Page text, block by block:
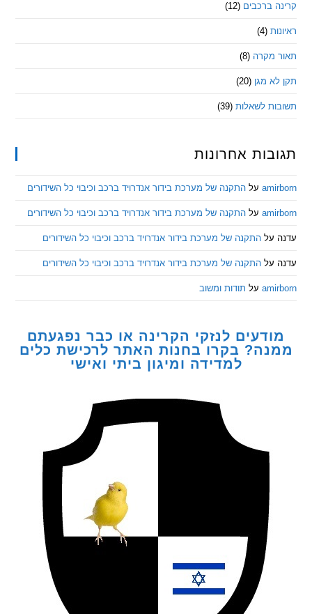
ברכבים (12)
(8)
מגן (20)
לשאלות (39)
אחרונות
עלהתקנה של מערכת בידור אנדרויד ברכב וכיבוי כל השידורים
עלהתקנה של מערכת בידור אנדרויד ברכב וכיבוי כל השידורים
התקנה של מערכת בידור אנדרויד ברכב וכיבוי כל השידורים
התקנה של מערכת בידור אנדרויד ברכב וכיבוי כל השידורים
עלתודות ומשוב
לנזקי הקרינה או כבר נפגעתם
בקרו בחנות האתר לרכישת כלים
למדידה ומיגון ביתי ואישי